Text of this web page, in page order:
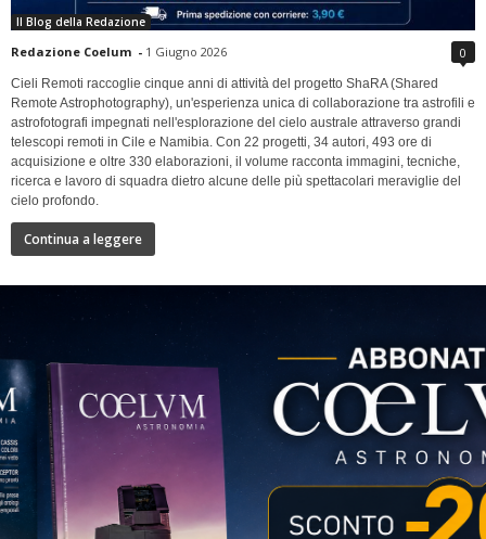
Il Blog della Redazione
Redazione Coelum - 1 Giugno 2026 0
Cieli Remoti raccoglie cinque anni di attività del progetto ShaRA (Shared
Remote Astrophotography), un'esperienza unica di collaborazione tra astrofili e
astrofotografi impegnati nell'esplorazione del cielo australe attraverso grandi
telescopi remoti in Cile e Namibia. Con 22 progetti, 34 autori, 493 ore di
acquisizione e oltre 330 elaborazioni, il volume racconta immagini, tecniche,
ricerca e lavoro di squadra dietro alcune delle più spettacolari meraviglie del
cielo profondo.
Continua a leggere